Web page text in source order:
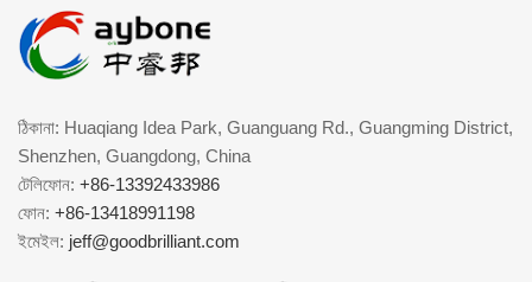
ঠিকানা: Huaqiang Idea Park, Guanguang Rd., Guangming District,
Shenzhen, Guangdong, China
টেলিফোন: +86-13392433986
ফোন: +86-13418991198
ইমেইল: jeff@goodbrilliant.com